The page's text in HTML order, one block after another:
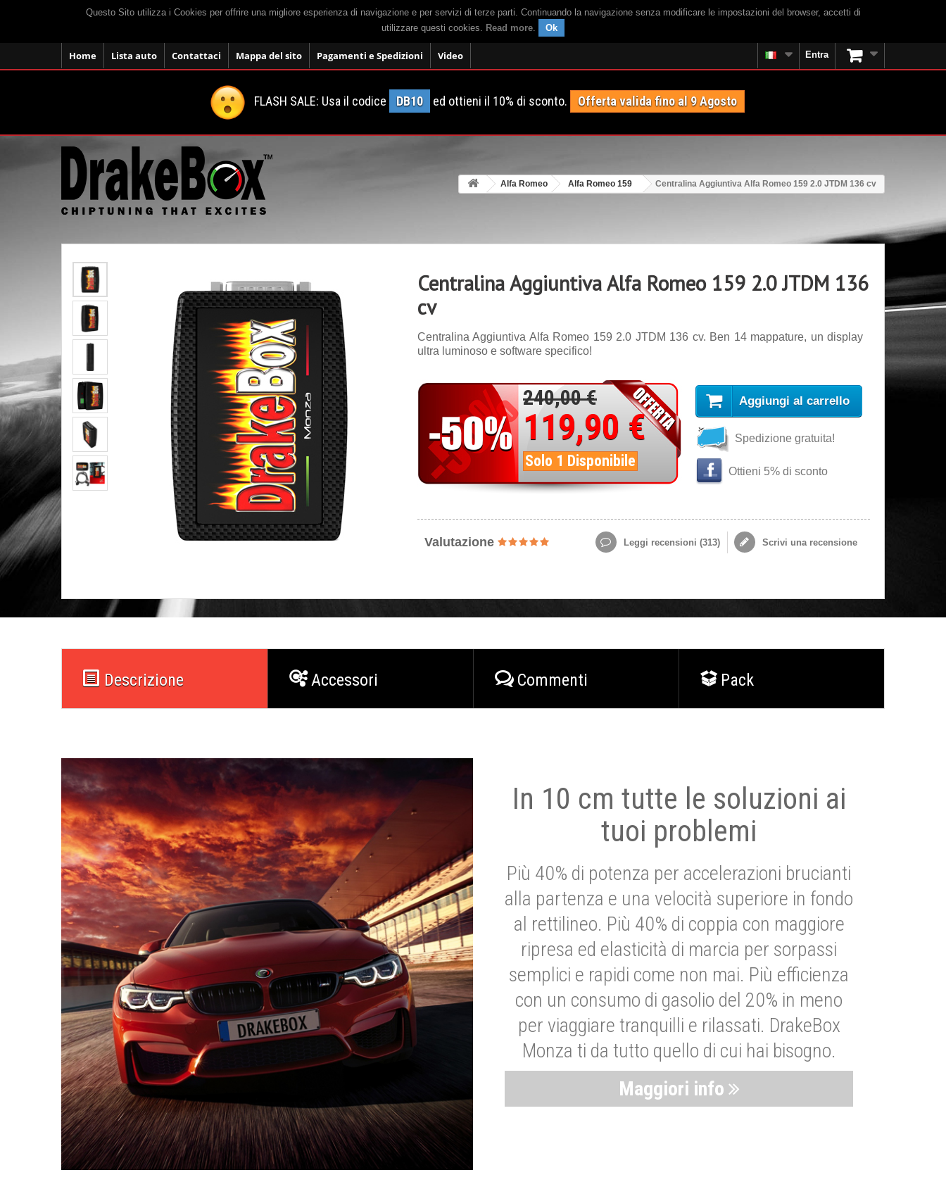
Questo Sito utilizza i Cookies per offrire una migliore esperienza di navigazione e per servizi di terze parti. Continuando la navigazione senza modificare le impostazioni del browser, accetti di
utilizzare questi cookies. Read more. Ok
Home Lista auto Contattaci Mappa del sito Pagamenti e Spedizioni Video Entra
FLASH SALE: Usa il codice DB10 ed ottieni il 10% di sconto. Offerta valida fino al 9 Agosto
Alfa Romeo Alfa Romeo 159 Centralina Aggiuntiva Alfa Romeo 159 2.0 JTDM 136 cv
Centralina Aggiuntiva Alfa Romeo 159 2.0 JTDM 136
cv
Centralina Aggiuntiva Alfa Romeo 159 2.0 JTDM 136 cv. Ben 14 mappature, un display
ultra luminoso e software specifico!
240,00 €
119,90 €
Solo 1 Disponibile
Aggiungi al carrello
Spedizione gratuita!
Ottieni 5% di sconto
Valutazione Leggi recensioni (313) Scrivi una recensione
Descrizione Accessori Commenti Pack
In 10 cm tutte le soluzioni ai
tuoi problemi
Più 40% di potenza per accelerazioni brucianti
alla partenza e una velocità superiore in fondo
al rettilineo. Più 40% di coppia con maggiore
ripresa ed elasticità di marcia per sorpassi
semplici e rapidi come non mai. Più efficienza
con un consumo di gasolio del 20% in meno
per viaggiare tranquilli e rilassati. DrakeBox
Monza ti da tutto quello di cui hai bisogno.
Maggiori info